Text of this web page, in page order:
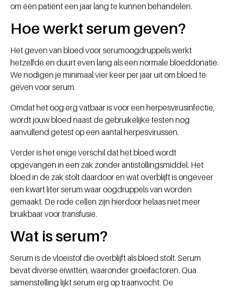
om één patiënt een jaar lang te kunnen behandelen.
Hoe werkt serum geven?
Het geven van bloed voor serumoogdruppels werkt
hetzelfde en duurt even lang als een normale bloeddonatie.
We nodigen je minimaal vier keer per jaar uit om bloed te
geven voor serum.
Omdat het oog erg vatbaar is voor een herpesvirusinfectie,
wordt jouw bloed naast de gebruikelijke testen nog
aanvullend getest op een aantal herpesvirussen.
Verder is het enige verschil dat het bloed wordt
opgevangen in een zak zonder antistollingsmiddel. Het
bloed in de zak stolt daardoor en wat overblijft is ongeveer
een kwart liter serum waar oogdruppels van worden
gemaakt. De rode cellen zijn hierdoor helaas niet meer
bruikbaar voor transfusie.
Wat is serum?
Serum is de vloeistof die overblijft als bloed stolt. Serum
bevat diverse eiwitten, waaronder groeifactoren. Qua
samenstelling lijkt serum erg op traanvocht. De